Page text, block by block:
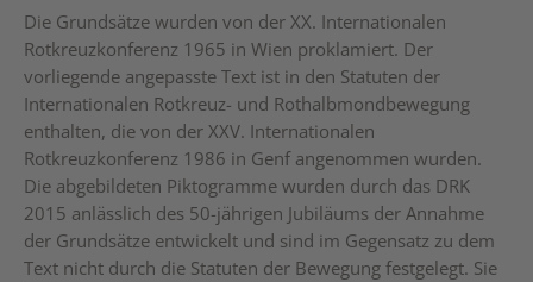
Die Grundsätze wurden von der XX. Internationalen
Rotkreuzkonferenz 1965 in Wien proklamiert. Der
vorliegende angepasste Text ist in den Statuten der
Internationalen Rotkreuz- und Rothalbmondbewegung
enthalten, die von der XXV. Internationalen
Rotkreuzkonferenz 1986 in Genf angenommen wurden.
Die abgebildeten Piktogramme wurden durch das DRK
2015 anlässlich des 50-jährigen Jubiläums der Annahme
der Grundsätze entwickelt und sind im Gegensatz zu dem
Text nicht durch die Statuten der Bewegung festgelegt. Sie